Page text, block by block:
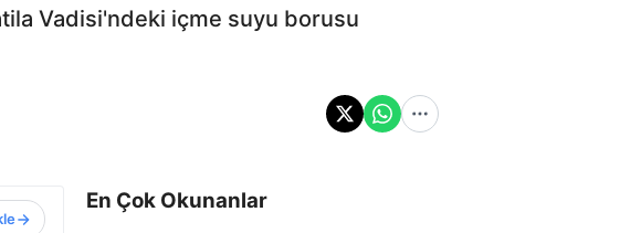
Vadisi'ndeki içme suyu borusu
En Çok Okunanlar